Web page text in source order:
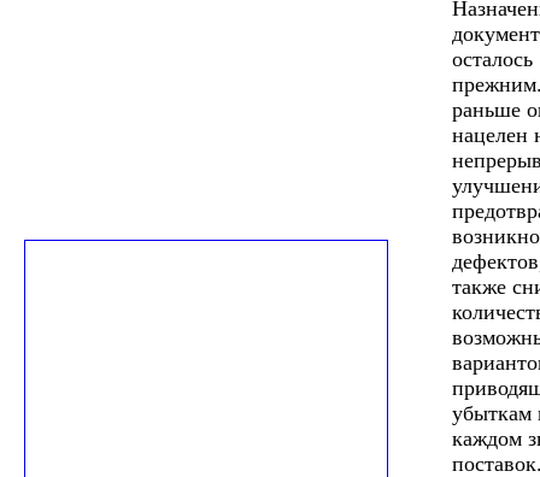
осталось
раньше
нацелен
также
убыткам
каждом